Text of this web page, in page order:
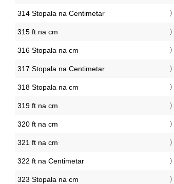
314 Stopala na Centimetar
315 ft na cm
316 Stopala na cm
317 Stopala na Centimetar
318 Stopala na cm
319 ft na cm
320 ft na cm
321 ft na cm
322 ft na Centimetar
323 Stopala na cm